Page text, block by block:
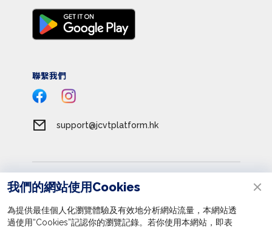
聯繫我們
support@jcvtplatform.hk
私隱政策
收集個人資料聲明
我們的網站使用Cookies
為提供最佳個人化瀏覽體驗及有效地分析網站流量，本網站透
過使用“Cookies”記認你的瀏覽記錄。若你使用本網站，即表